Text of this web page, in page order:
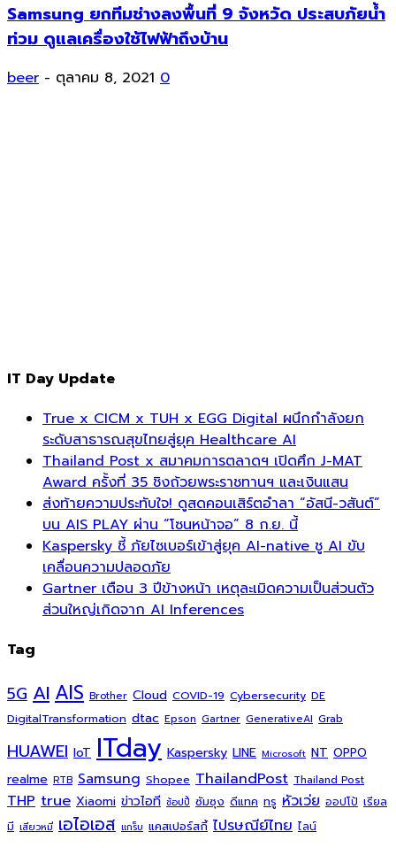
Samsung ยกทีมช่างลงพื้นที่ 9 จังหวัด ประสบภัยน้ำ
ท่วม ดูแลเครื่องใช้ไฟฟ้าถึงบ้าน
beer - ตุลาคม 8, 2021 0
IT Day Update
True x CICM x TUH x EGG Digital ผนึกกำลังยก
ระดับสาธารณสุขไทยสู่ยุค Healthcare AI
Thailand Post x สมาคมการตลาดฯ เปิดศึก J-MAT
Award ครั้งที่ 35 ชิงถ้วยพระราชทานฯ และเงินแสน
ส่งท้ายความประทับใจ! ดูสดคอนเสิร์ตอำลา “อัสนี-วสันต์”
บน AIS PLAY ผ่าน “โซนหน้าจอ” 8 ก.ย. นี้
Kaspersky ชี้ ภัยไซเบอร์เข้าสู่ยุค AI-native ชู AI ขับ
เคลื่อนความปลอดภัย
Gartner เตือน 3 ปีข้างหน้า เหตุละเมิดความเป็นส่วนตัว
ส่วนใหญ่เกิดจาก AI Inferences
Tag
5G AI AIS Brother Cloud COVID-19 Cybersecurity DE
DigitalTransformation dtac Epson Gartner GenerativeAI Grab
HUAWEI IoT ITday Kaspersky LINE Microsoft NT OPPO
realme RTB Samsung Shopee ThailandPost Thailand Post
THP true Xiaomi ข่าวไอที ช้อปปี้ ซัมซุง ดีแทค ทรู หัวเว่ย ออปโป้ เรียล
มี เสียวหมี่ เอไอเอส แกร็บ แคสเปอร์สกี้ ไปรษณีย์ไทย ไลน์